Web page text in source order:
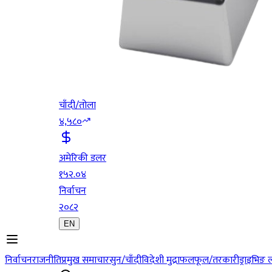
चाँदी/तोला
४,५८०
अमेरिकी डलर
१५२.०४
निर्वाचन
२०८२
EN
निर्वाचनराजनीतिप्रमुख समाचारसुन/चाँदीविदेशी मुद्राफलफूल/तरकारी